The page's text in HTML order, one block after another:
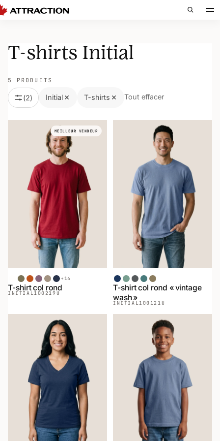
T-shirts Initial
5 PRODUITS
(2) Initial T-shirts Tout effacer
MEILLEUR VENDEUR
Blanc
Chiné Armée
Terracotta
Aubergine
SableBleu Minuit
+ 14
T-shirt col rond
INITIAL100219U
Denim
Sauge
Charcoal
Épinette
Cappuccino
T-shirt col rond « vintage
wash »
INITIAL100121U